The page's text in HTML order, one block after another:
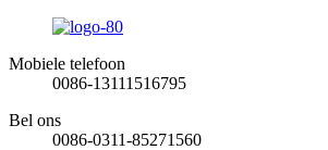
Mobiele telefoon
0086-13111516795
Bel ons
0086-0311-85271560